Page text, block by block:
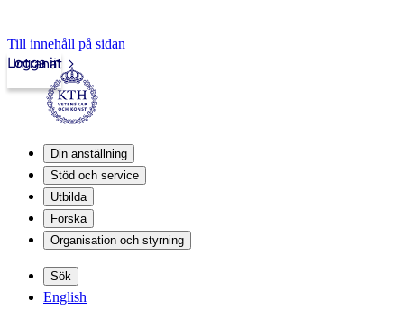
Till innehåll på sidan
Intranät
Logga in
Din anställning
Stöd och service
Utbilda
Forska
Organisation och styrning
Sök
English